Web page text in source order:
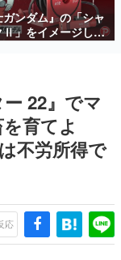
ー数万以上！ などな
渾身の“殿堂入り”記
時のエピソードをお
本』は、〈試験問題〉
若きクリエイター達
っていきます。
ガンダム』の「シャ
Ⅱ」をイメージした
ールが予約開始。
22』でマ
育てよ
不労所得で
応